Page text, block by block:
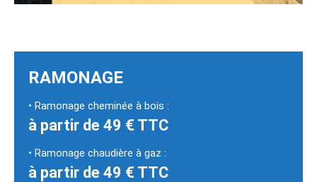
RAMONAGE
• Ramonage cheminée à bois :
à partir de 49 € TTC
• Ramonage chaudière à gaz :
à partir de 49 € TTC